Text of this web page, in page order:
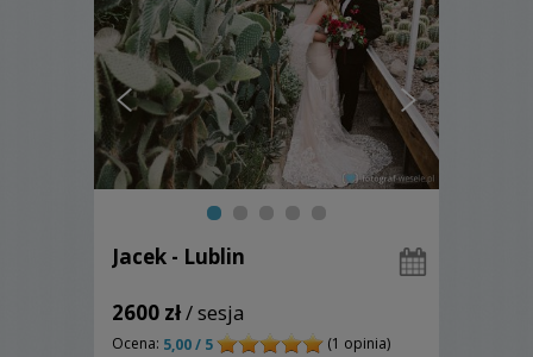
Jacek - Lublin
2600 zł/ sesja
Ocena: 5,00 / 5
(1 opinia)